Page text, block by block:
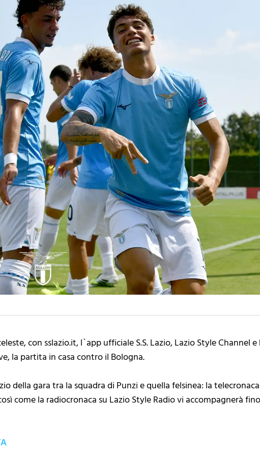
con sslazio.it, l`app ufficiale S.S. Lazio, Lazio Style Channel
la partita in casa contro il Bologna.
della gara tra la squadra di Punzi e quella felsinea: la
come la radiocronaca su Lazio Style Radio vi accompagnerà